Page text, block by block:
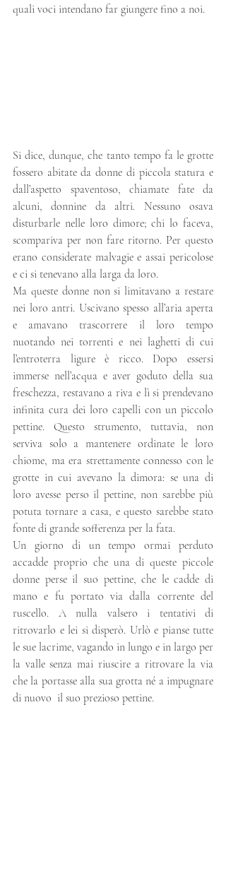
quali voci intendano far giungere fino a noi.
Si dice, dunque, che tanto tempo fa le grotte
fossero abitate da donne di piccola statura e
dall’aspetto spaventoso, chiamate fate da
alcuni, donnine da altri. Nessuno osava
disturbarle nelle loro dimore; chi lo faceva,
scompariva per non fare ritorno. Per questo
erano considerate malvagie e assai pericolose
e ci si tenevano alla larga da loro.
Ma queste donne non si limitavano a restare
nei loro antri. Uscivano spesso all’aria aperta
e amavano trascorrere il loro tempo
nuotando nei torrenti e nei laghetti di cui
l’entroterra ligure è ricco. Dopo essersi
immerse nell’acqua e aver goduto della sua
freschezza, restavano a riva e lì si prendevano
infinita cura dei loro capelli con un piccolo
pettine. Questo strumento, tuttavia, non
serviva solo a mantenere ordinate le loro
chiome, ma era strettamente connesso con le
grotte in cui avevano la dimora: se una di
loro avesse perso il pettine, non sarebbe più
potuta tornare a casa, e questo sarebbe stato
fonte di grande sofferenza per la fata.
Un giorno di un tempo ormai perduto
accadde proprio che una di queste piccole
donne perse il suo pettine, che le cadde di
mano e fu portato via dalla corrente del
ruscello. A nulla valsero i tentativi di
ritrovarlo e lei si disperò. Urlò e pianse tutte
le sue lacrime, vagando in lungo e in largo per
la valle senza mai riuscire a ritrovare la via
che la portasse alla sua grotta né a impugnare
di nuovo  il suo prezioso pettine.